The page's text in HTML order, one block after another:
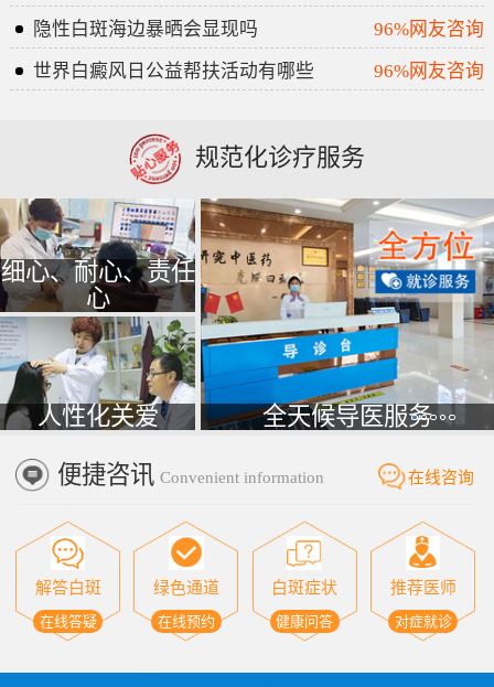
隐性白斑海边暴晒会显现吗
96%网友咨询
世界白癜风日公益帮扶活动有哪些
96%网友咨询
规范化诊疗服务
细心、耐心、责任
心
人性化关爱 全天候导医服务
便捷咨讯 Convenient information 在线咨询
解答白斑
在线答疑
绿色通道
在线预约
白斑症状
健康问答
推荐医师
对症就诊